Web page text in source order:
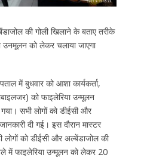
की गोली खिलाने के बताए तरीके
को लेकर चलाया जाएगा
में बुधवार को आशा कार्यकर्ता,
को फाइलेरिया उन्मूलन
सभी लोगों को डीईसी और
दी गई। इस दौरान मास्टर
लोगों को डीईसी और अल्बेंडाजोल की
में फाइलेरिया उन्मूलन को लेकर 20